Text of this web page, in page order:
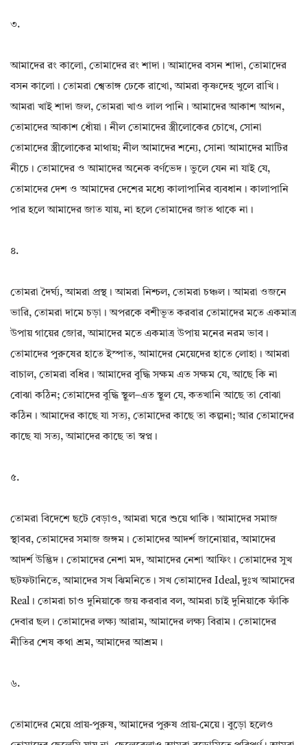
৩.
আমাদের রং কালো, তোমাদের রং শাদা। আমাদের বসন শাদা, তোমাদের
বসন কালো। তোমরা শ্বেতাঙ্গ ঢেকে রাখো, আমরা কৃষ্ণদেহ খুলে রাখি।
আমরা খাই শাদা জল, তোমরা খাও লাল পানি। আমাদের আকাশ আগন,
তোমাদের আকাশ ধোঁয়া। নীল তোমাদের স্ত্রীলোকের চোখে, সোনা
তোমাদের স্ত্রীলোকের মাথায়; নীল আমাদের শন্যে, সোনা আমাদের মাটির
নীচে। তোমাদের ও আমাদের অনেক বর্ণভেদ। ভুলে যেন না যাই যে,
তোমাদের দেশ ও আমাদের দেশের মধ্যে কালাপানির ব্যবধান। কালাপানি
পার হলে আমাদের জাত যায়, না হলে তোমাদের জাত থাকে না।
৪.
তোমরা দৈর্ঘ্য, আমরা প্রস্থ। আমরা নিশ্চল, তোমরা চঞ্চল। আমরা ওজনে
ভারি, তোমরা দামে চড়া। অপরকে বশীভূত করবার তোমাদের মতে একমাত্র
উপায় গায়ের জোর, আমাদের মতে একমাত্র উপায় মনের নরম ভাব।
তোমাদের পুরুষের হাতে ইস্পাত, আমাদের মেয়েদের হাতে লোহা। আমরা
বাচাল, তোমরা বধির। আমাদের বুদ্ধি সক্ষম এত সক্ষম যে, আছে কি না
বোঝা কঠিন; তোমাদের বুদ্ধি স্থূল–এত স্থূল যে, কতখানি আছে তা বোঝা
কঠিন। আমাদের কাছে যা সত্য, তোমাদের কাছে তা কল্পনা; আর তোমাদের
কাছে যা সত্য, আমাদের কাছে তা স্বপ্ন।
৫.
তোমরা বিদেশে ছটে বেড়াও, আমরা ঘরে শুয়ে থাকি। আমাদের সমাজ
স্থাবর, তোমাদের সমাজ জঙ্গম। তোমাদের আদর্শ জানোয়ার, আমাদের
আদর্শ উদ্ভিদ। তোমাদের নেশা মদ, আমাদের নেশা আফিং। তোমাদের সুখ
ছটফটানিতে, আমাদের সখ ঝিমনিতে। সখ তোমাদের Ideal, দুঃখ আমাদের
Real। তোমরা চাও দুনিয়াকে জয় করবার বল, আমরা চাই দুনিয়াকে ফাঁকি
দেবার ছল। তোমাদের লক্ষ্য আরাম, আমাদের লক্ষ্য বিরাম। তোমাদের
নীতির শেষ কথা শ্রম, আমাদের আশ্রম।
৬.
তোমাদের মেয়ে প্রায়-পুরুষ, আমাদের পুরুষ প্রায়-মেয়ে। বুড়ো হলেও